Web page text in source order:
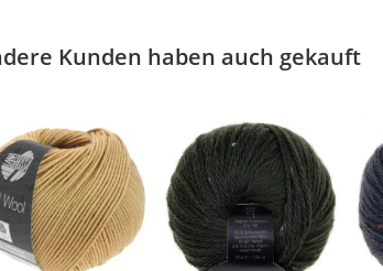
Kunden haben auch gekauft